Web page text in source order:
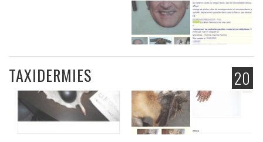
20
TAXIDERMIES